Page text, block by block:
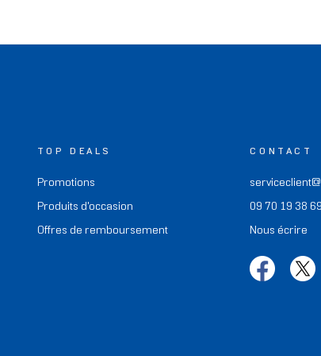
TOP DEALS
Promotions
Produits d'occasion
Offres de remboursement
CONTACT
09 70 19 38 69
Nous écrire